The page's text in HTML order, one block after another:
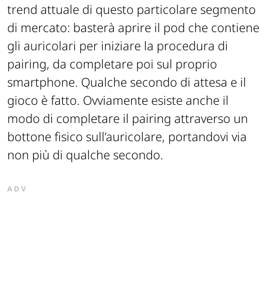
trend attuale di questo particolare segmento
di mercato: basterà aprire il pod che contiene
gli auricolari per iniziare la procedura di
pairing, da completare poi sul proprio
smartphone. Qualche secondo di attesa e il
gioco è fatto. Ovviamente esiste anche il
modo di completare il pairing attraverso un
bottone fisico sull’auricolare, portandovi via
non più di qualche secondo.
ADV